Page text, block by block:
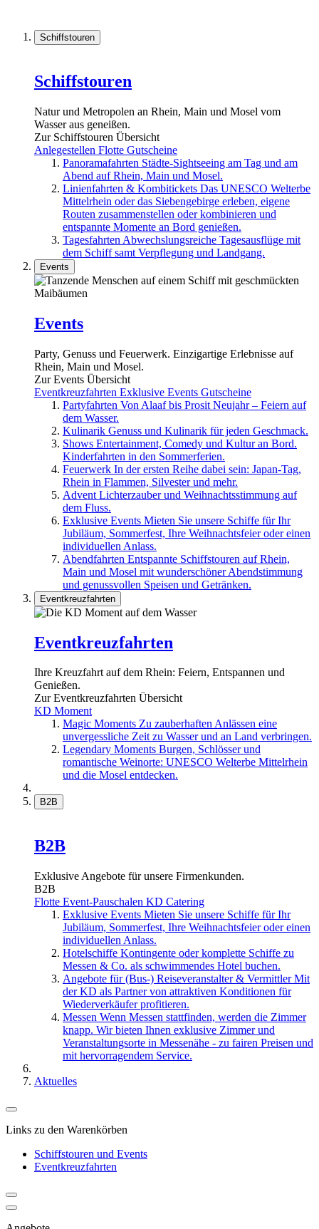
Schiffstouren
Schiffstouren
Natur und Metropolen an Rhein, Main und Mosel vom
Wasser aus geneißen.
Zur Schiffstouren Übersicht
Anlegestellen Flotte Gutscheine
Panoramafahrten Städte-Sightseeing am Tag und am
Abend auf Rhein, Main und Mosel.
Linienfahrten & Kombitickets Das UNESCO Welterbe
Mittelrhein oder das Siebengebirge erleben, eigene
Routen zusammenstellen oder kombinieren und
entspannte Momente an Bord genießen.
Tagesfahrten Abwechslungsreiche Tagesausflüge mit
dem Schiff samt Verpflegung und Landgang.
Events
Events
Party, Genuss und Feuerwerk. Einzigartige Erlebnisse auf
Rhein, Main und Mosel.
Zur Events Übersicht
Eventkreuzfahrten Exklusive Events Gutscheine
Partyfahrten Von Alaaf bis Prosit Neujahr – Feiern auf
dem Wasser.
Kulinarik Genuss und Kulinarik für jeden Geschmack.
Shows Entertainment, Comedy und Kultur an Bord.
Kinderfahrten in den Sommerferien.
Feuerwerk In der ersten Reihe dabei sein: Japan-Tag,
Rhein in Flammen, Silvester und mehr.
Advent Lichterzauber und Weihnachtsstimmung auf
dem Fluss.
Exklusive Events Mieten Sie unsere Schiffe für Ihr
Jubiläum, Sommerfest, Ihre Weihnachtsfeier oder einen
individuellen Anlass.
Abendfahrten Entspannte Schiffstouren auf Rhein,
Main und Mosel mit wunderschöner Abendstimmung
und genussvollen Speisen und Getränken.
Eventkreuzfahrten
Eventkreuzfahrten
Ihre Kreuzfahrt auf dem Rhein: Feiern, Entspannen und
Genießen.
Zur Eventkreuzfahrten Übersicht
KD Moment
Magic Moments Zu zauberhaften Anlässen eine
unvergessliche Zeit zu Wasser und an Land verbringen.
Legendary Moments Burgen, Schlösser und
romantische Weinorte: UNESCO Welterbe Mittelrhein
und die Mosel entdecken.
B2B
B2B
Exklusive Angebote für unsere Firmenkunden.
B2B
Flotte Event-Pauschalen KD Catering
Exklusive Events Mieten Sie unsere Schiffe für Ihr
Jubiläum, Sommerfest, Ihre Weihnachtsfeier oder einen
individuellen Anlass.
Hotelschiffe Kontingente oder komplette Schiffe zu
Messen & Co. als schwimmendes Hotel buchen.
Angebote für (Bus-) Reiseveranstalter & Vermittler Mit
der KD als Partner von attraktiven Konditionen für
Wiederverkäufer profitieren.
Messen Wenn Messen stattfinden, werden die Zimmer
knapp. Wir bieten Ihnen exklusive Zimmer und
Veranstaltungsorte in Messenähe - zu fairen Preisen und
mit hervorragendem Service.
Aktuelles
Links zu den Warenkörben
Schiffstouren und Events
Eventkreuzfahrten